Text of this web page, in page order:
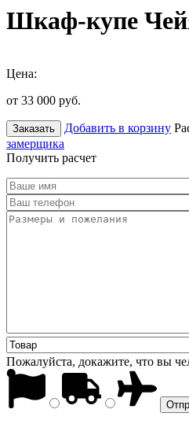
Шкаф-купе
Цена:
от 33 000 руб.
Заказать Добавить в корзину
замерщика
Получить расчет
Пожалуйста, докажите, что вы